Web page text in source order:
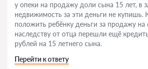
у опеки на продажу доли сына 15 лет, в
недвижимость за эти деньги не купишь.
положить ребёнку деньги за продажу на
наследству от отца перешли ещё
рублей на 15 летнего сына.
Перейти к ответу